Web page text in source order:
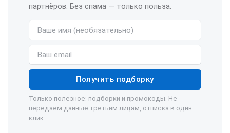
партнёров. Без спама — только польза.
Имя (необязательно)
Email
Получить подборку
Только полезное: подборки и промокоды. Не
передаём данные третьим лицам, отписка в один
клик.